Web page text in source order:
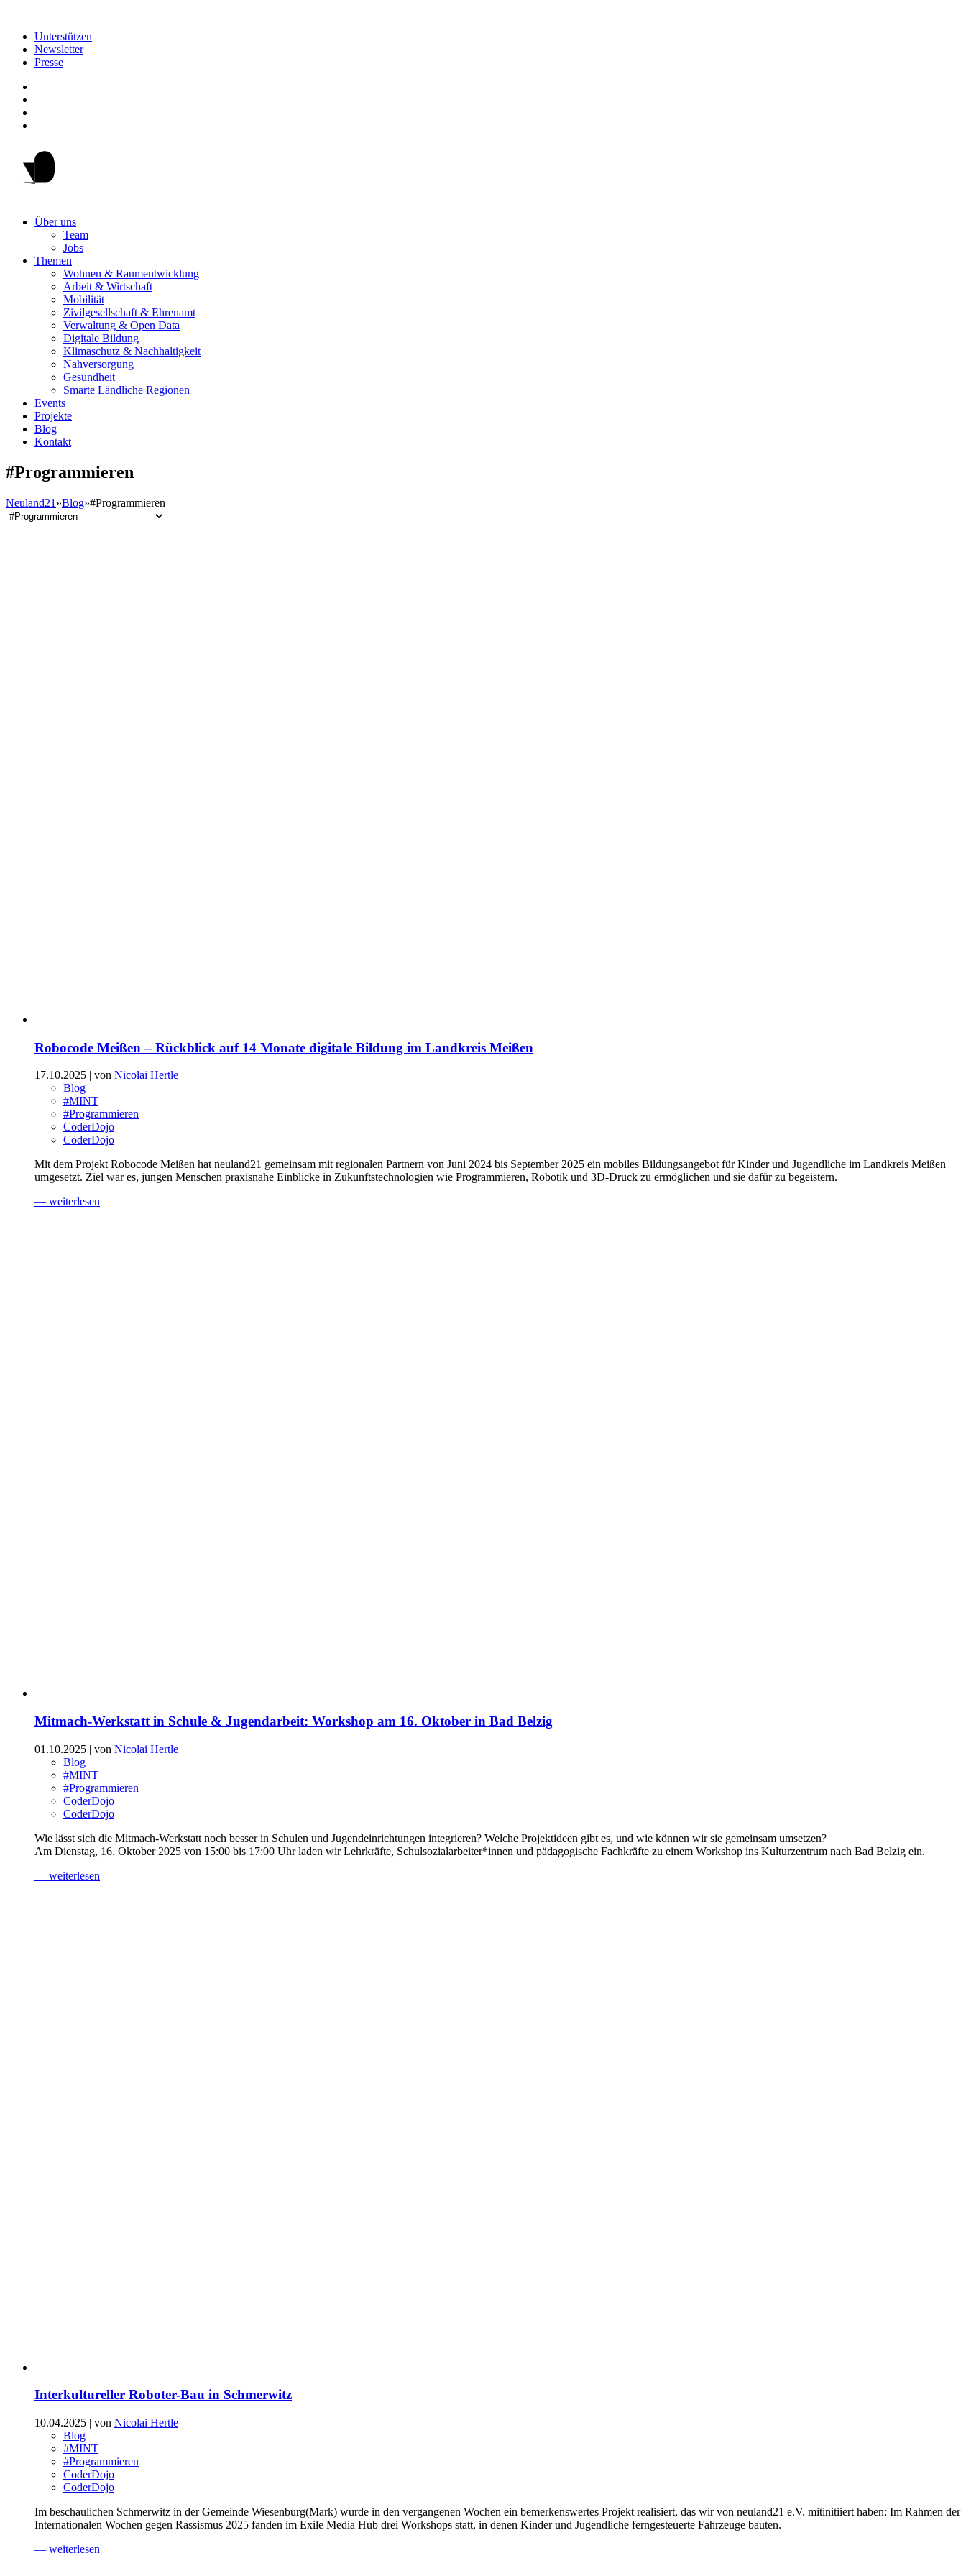
Unterstützen
Newsletter
Presse
Über uns
Team
Jobs
Themen
Wohnen & Raumentwicklung
Arbeit & Wirtschaft
Mobilität
Zivilgesellschaft & Ehrenamt
Verwaltung & Open Data
Digitale Bildung
Klimaschutz & Nachhaltigkeit
Nahversorgung
Gesundheit
Smarte Ländliche Regionen
Events
Projekte
Blog
Kontakt
#Programmieren
Neuland21 »Blog»#Programmieren
Robocode Meißen – Rückblick auf 14 Monate digitale Bildung im Landkreis Meißen
17.10.2025 | von Nicolai Hertle
Blog
#MINT
#Programmieren
CoderDojo
CoderDojo
Mit dem Projekt Robocode Meißen hat neuland21 gemeinsam mit regionalen Partnern von Juni 2024 bis September 2025 ein mobiles Bildungsangebot für Kinder und Jugendliche im Landkreis Meißen
umgesetzt. Ziel war es, jungen Menschen praxisnahe Einblicke in Zukunftstechnologien wie Programmieren, Robotik und 3D-Druck zu ermöglichen und sie dafür zu begeistern.
— weiterlesen
Mitmach-Werkstatt in Schule & Jugendarbeit: Workshop am 16. Oktober in Bad Belzig
01.10.2025 | von Nicolai Hertle
Blog
#MINT
#Programmieren
CoderDojo
CoderDojo
Wie lässt sich die Mitmach-Werkstatt noch besser in Schulen und Jugendeinrichtungen integrieren? Welche Projektideen gibt es, und wie können wir sie gemeinsam umsetzen?
Am Dienstag, 16. Oktober 2025 von 15:00 bis 17:00 Uhr laden wir Lehrkräfte, Schulsozialarbeiter*innen und pädagogische Fachkräfte zu einem Workshop ins Kulturzentrum nach Bad Belzig ein.
— weiterlesen
Interkultureller Roboter-Bau in Schmerwitz
10.04.2025 | von Nicolai Hertle
Blog
#MINT
#Programmieren
CoderDojo
CoderDojo
Im beschaulichen Schmerwitz in der Gemeinde Wiesenburg(Mark) wurde in den vergangenen Wochen ein bemerkenswertes Projekt realisiert, das wir von neuland21 e.V. mitinitiiert haben: Im Rahmen der
Internationalen Wochen gegen Rassismus 2025 fanden im Exile Media Hub drei Workshops statt, in denen Kinder und Jugendliche ferngesteuerte Fahrzeuge bauten.
— weiterlesen